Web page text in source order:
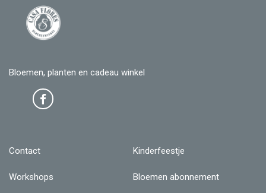
Bloemen, planten en cadeau winkel
Contact Kinderfeestje
Workshops Bloemen abonnement